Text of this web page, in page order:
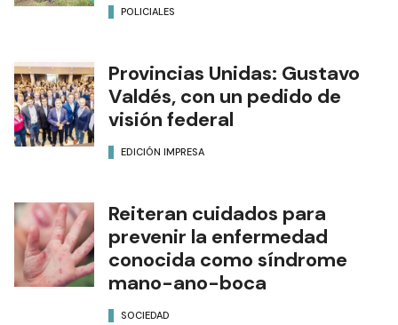
POLICIALES
Provincias Unidas: Gustavo
Valdés, con un pedido de
visión federal
EDICIÓN IMPRESA
Reiteran cuidados para
prevenir la enfermedad
conocida como síndrome
mano-ano-boca
SOCIEDAD